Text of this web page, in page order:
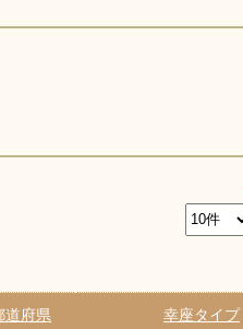
道府県 幸座タイプ